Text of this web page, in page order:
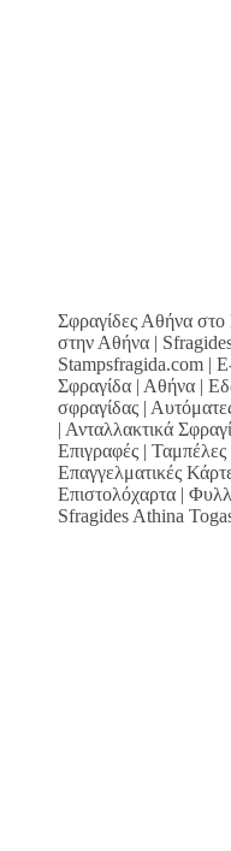
Σφραγίδες Αθήνα στο
στην Αθήνα |
Stampsfragida.com |
Σφραγίδα | Αθήνα |
σφραγίδας |
| Ανταλλακτικά
Επιγραφές |
Επαγγελματικές
Επιστολόχαρτα |
Sfragides Athina